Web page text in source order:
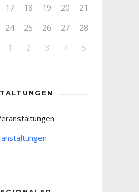
17 18 19 20
21
24 25 26 27
28
1 2 3 4 5